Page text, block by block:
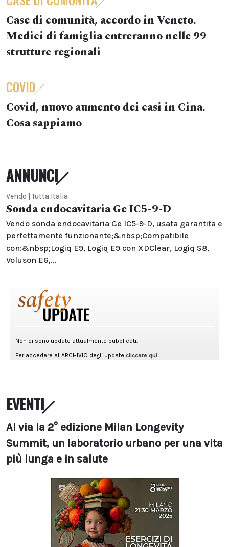
Case di comunità, accordo in Veneto.
Medici di famiglia entreranno nelle 99
strutture regionali
COVID
Covid, nuovo aumento dei casi in Cina.
Cosa sappiamo
ANNUNCI
Vendo | Tutta Italia
Sonda endocavitaria Ge IC5-9-D
Vendo sonda endocavitaria Ge IC5-9-D, usata garantita e
perfettamente funzionante;&nbsp;Compatibile
con:&nbsp;Logiq E9, Logiq E9 con XDClear, Logiq S8,
Voluson E6,...
EVENTI
Al via la 2° edizione Milan Longevity
Summit, un laboratorio urbano per una vita
più lunga e in salute